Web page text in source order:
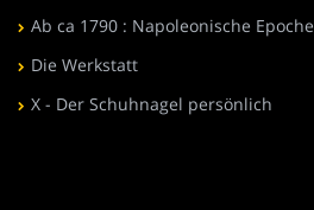
Ab ca 1790 : Napoleonische Epoche
Die Werkstatt
X - Der Schuhnagel persönlich